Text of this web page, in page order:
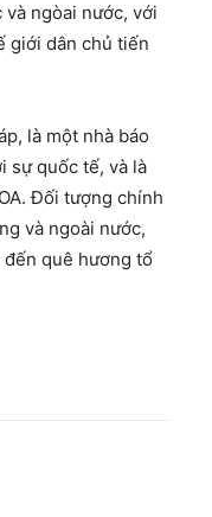
ngòai nước, với
giới dân chủ tiến
là một nhà báo
sự quốc tế, và là
Ðối tượng chính
và ngoài nước,
quê hương tổ